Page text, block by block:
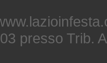
presso Trib.